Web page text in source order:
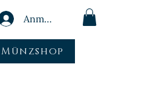
Anmelden
Münzshop